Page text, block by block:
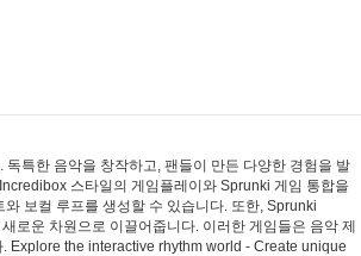
특한 음악을 창작하고, 팬들이 만든 다양한 경험을 발
스타일의 게임플레이와 Sprunki 게임 통합을
보컬 루프를 생성할 수 있습니다. 또한, Sprunki
로운 차원으로 이끌어줍니다. 이러한 게임들은 음악 제
Explore the interactive rhythm world - Create unique